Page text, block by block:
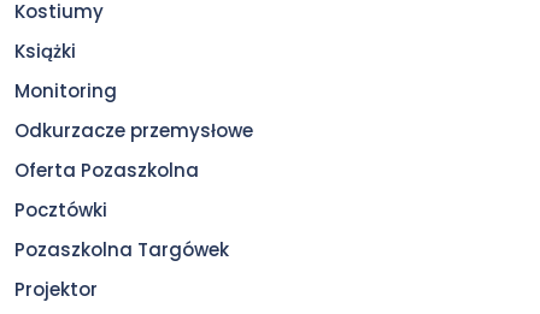
Kostiumy
Książki
Monitoring
Odkurzacze przemysłowe
Oferta Pozaszkolna
Pocztówki
Pozaszkolna Targówek
Projektor